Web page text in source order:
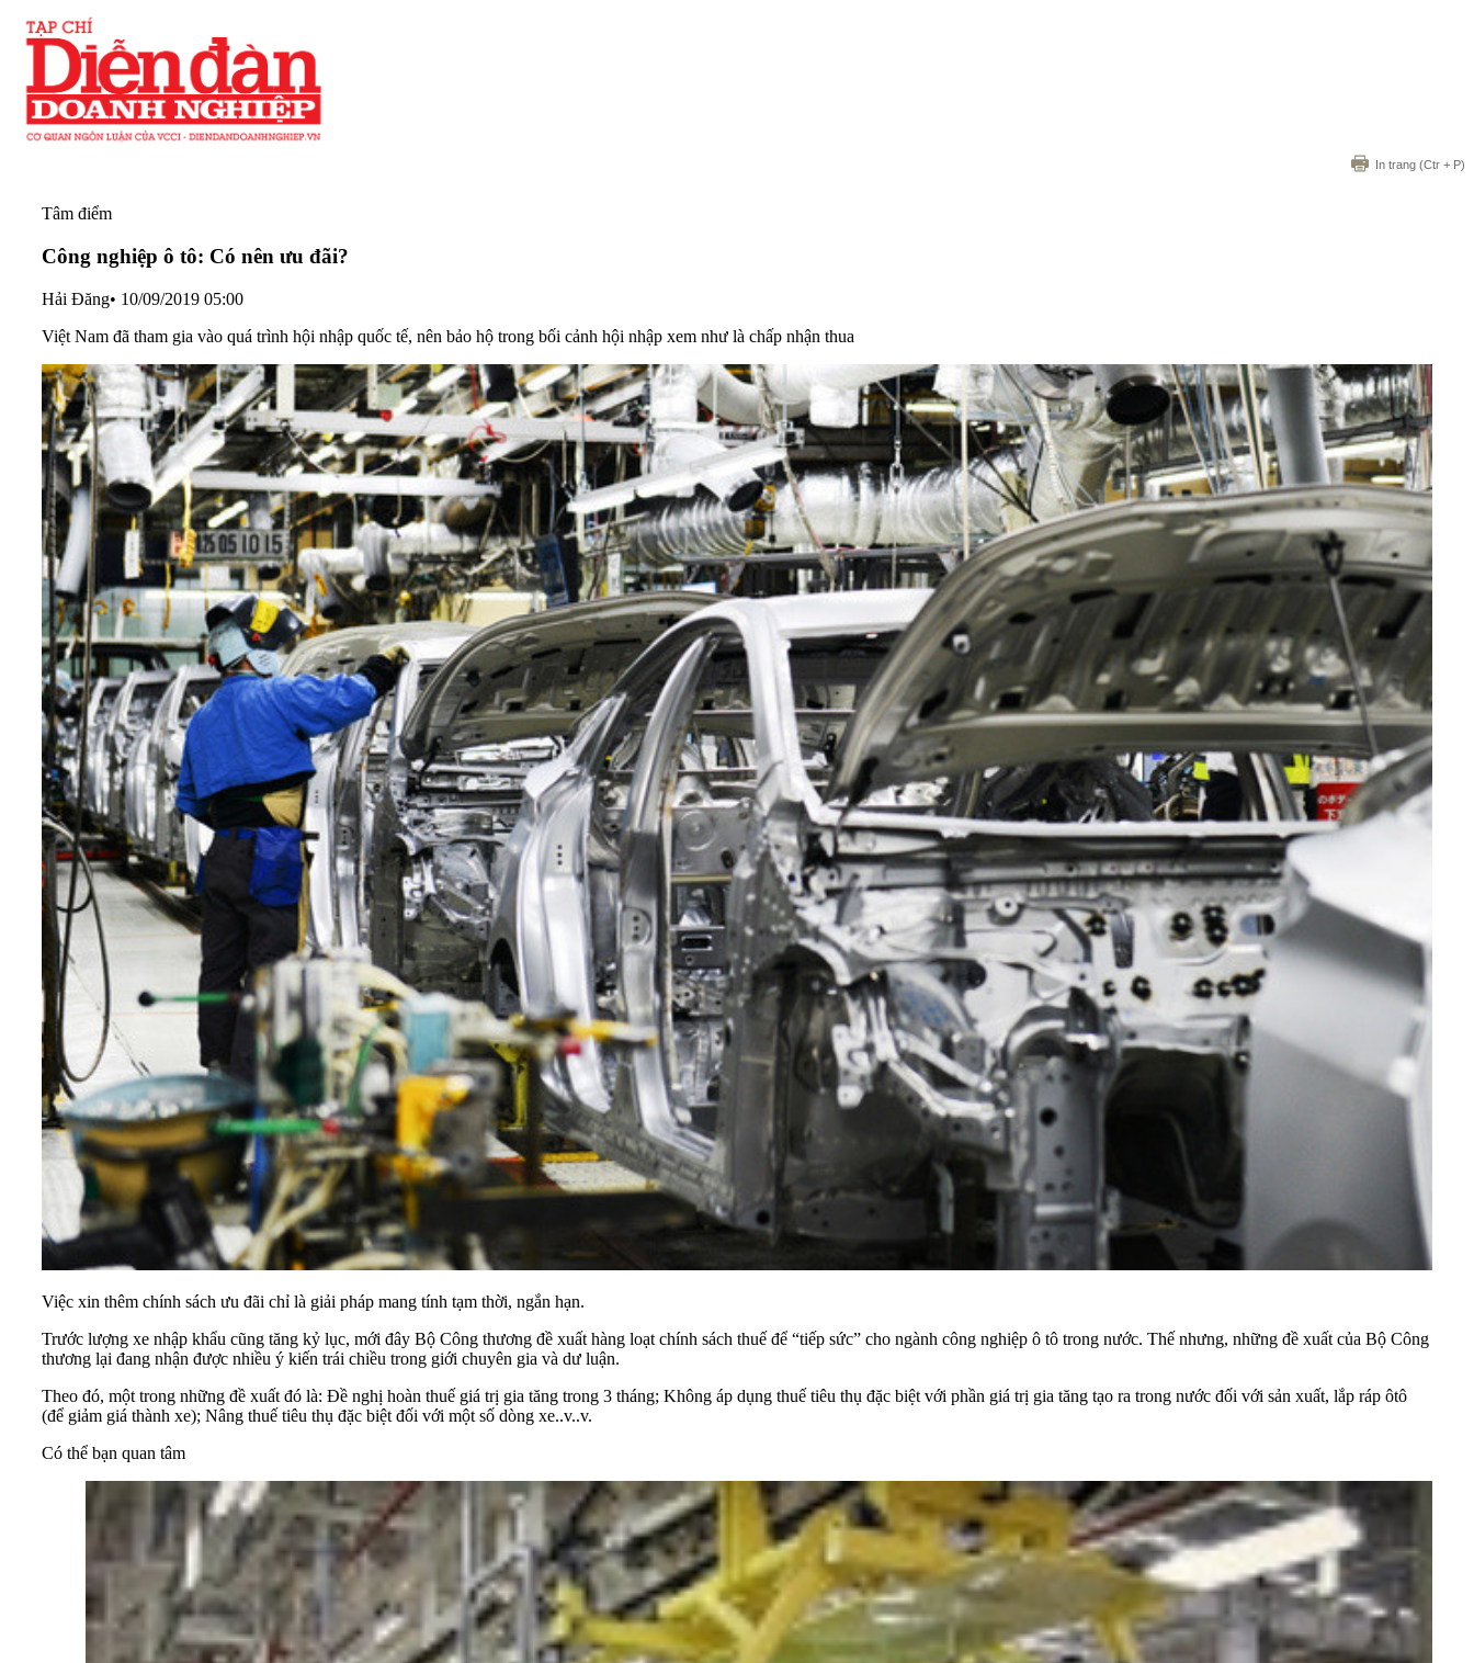
In trang (Ctr + P)
Tâm điểm
Công nghiệp ô tô: Có nên ưu đãi?
Hải Đăng• 10/09/2019 05:00
Việt Nam đã tham gia vào quá trình hội nhập quốc tế, nên bảo hộ trong bối cảnh hội nhập xem như là chấp nhận thua
Việc xin thêm chính sách ưu đãi chỉ là giải pháp mang tính tạm thời, ngắn hạn.
Trước lượng xe nhập khẩu cũng tăng kỷ lục, mới đây Bộ Công thương đề xuất hàng loạt chính sách thuế để “tiếp sức” cho ngành công nghiệp ô tô trong nước. Thế nhưng, những đề xuất của Bộ Công
thương lại đang nhận được nhiều ý kiến trái chiều trong giới chuyên gia và dư luận.
Theo đó, một trong những đề xuất đó là: Đề nghị hoàn thuế giá trị gia tăng trong 3 tháng; Không áp dụng thuế tiêu thụ đặc biệt với phần giá trị gia tăng tạo ra trong nước đối với sản xuất, lắp ráp ôtô
(để giảm giá thành xe); Nâng thuế tiêu thụ đặc biệt đối với một số dòng xe..v..v.
Có thể bạn quan tâm